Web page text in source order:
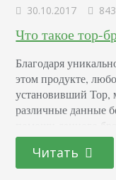
30.10.2017
Что такое тор-
Благодаря
этом продукте,
установивший Тор,
различные данные
помощи данного
нем нельзя будет
услугами которого
где вы были и что
Читать